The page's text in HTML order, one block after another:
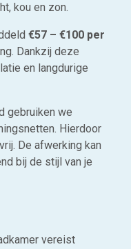
kou en zon.
€57 – €100 per
Dankzij deze
en langdurige
gebruiken we
Hierdoor
De afwerking kan
bij de stijl van je
vereist